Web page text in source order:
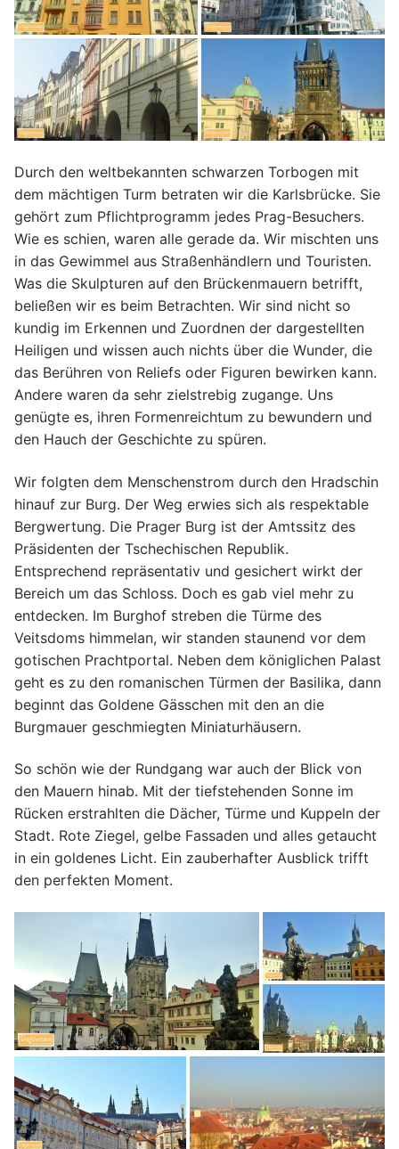
Durch den weltbekannten schwarzen Torbogen mit
dem mächtigen Turm betraten wir die Karlsbrücke. Sie
gehört zum Pflichtprogramm jedes Prag-Besuchers.
Wie es schien, waren alle gerade da. Wir mischten uns
in das Gewimmel aus Straßenhändlern und Touristen.
Was die Skulpturen auf den Brückenmauern betrifft,
beließen wir es beim Betrachten. Wir sind nicht so
kundig im Erkennen und Zuordnen der dargestellten
Heiligen und wissen auch nichts über die Wunder, die
das Berühren von Reliefs oder Figuren bewirken kann.
Andere waren da sehr zielstrebig zugange. Uns
genügte es, ihren Formenreichtum zu bewundern und
den Hauch der Geschichte zu spüren.
Wir folgten dem Menschenstrom durch den Hradschin
hinauf zur Burg. Der Weg erwies sich als respektable
Bergwertung. Die Prager Burg ist der Amtssitz des
Präsidenten der Tschechischen Republik.
Entsprechend repräsentativ und gesichert wirkt der
Bereich um das Schloss. Doch es gab viel mehr zu
entdecken. Im Burghof streben die Türme des
Veitsdoms himmelan, wir standen staunend vor dem
gotischen Prachtportal. Neben dem königlichen Palast
geht es zu den romanischen Türmen der Basilika, dann
beginnt das Goldene Gässchen mit den an die
Burgmauer geschmiegten Miniaturhäusern.
So schön wie der Rundgang war auch der Blick von
den Mauern hinab. Mit der tiefstehenden Sonne im
Rücken erstrahlten die Dächer, Türme und Kuppeln der
Stadt. Rote Ziegel, gelbe Fassaden und alles getaucht
in ein goldenes Licht. Ein zauberhafter Ausblick trifft
den perfekten Moment.